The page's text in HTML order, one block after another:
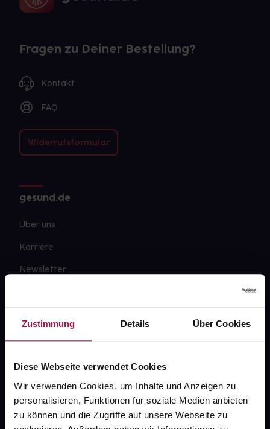
Zustimmung Details Über Cookies
Diese Webseite verwendet Cookies
Wir verwenden Cookies, um Inhalte und Anzeigen zu
personalisieren, Funktionen für soziale Medien anbieten
zu können und die Zugriffe auf unsere Webseite zu
Fragen zu Deiner Bestellung?
Kontakt
FAQ
Widerrufsformular
gesund.de
Über uns
Karriere
Newsletter
Datenschutz
AGB
Impressum